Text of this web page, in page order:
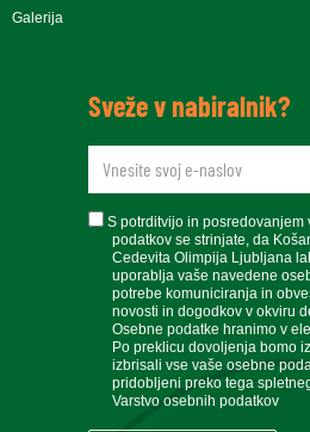
Galerija
Sveže v nabiralnik?
newsletteremail
soglasje
S potrditvijo in posredovanjem
podatkov se strinjate, da
Cedevita Olimpija Ljubljana
uporablja vaše navedene
potrebe komuniciranja in
novosti in dogodkov v okviru
Osebne podatke hranimo v
Po preklicu dovoljenja bomo
izbrisali vse vaše osebne
pridobljeni preko tega
Varstvo osebnih podatkov